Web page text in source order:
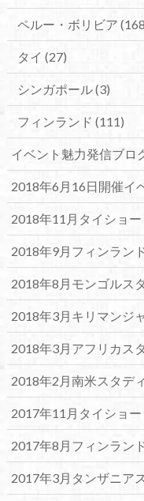
ペルー・ボリビア
タイ (27)
シンガポール(3)
フィンランド (111)
イベント魅力発信ブロ
2018年6月16日開催イ
2018年11月タイショ
2018年9月フィンラン
2018年8月モンゴルス
2018年3月キリマンジ
2018年3月アフリカス
2018年2月南米スタデ
2017年11月タイショ
2017年8月フィンラン
2017年3月タンザニア